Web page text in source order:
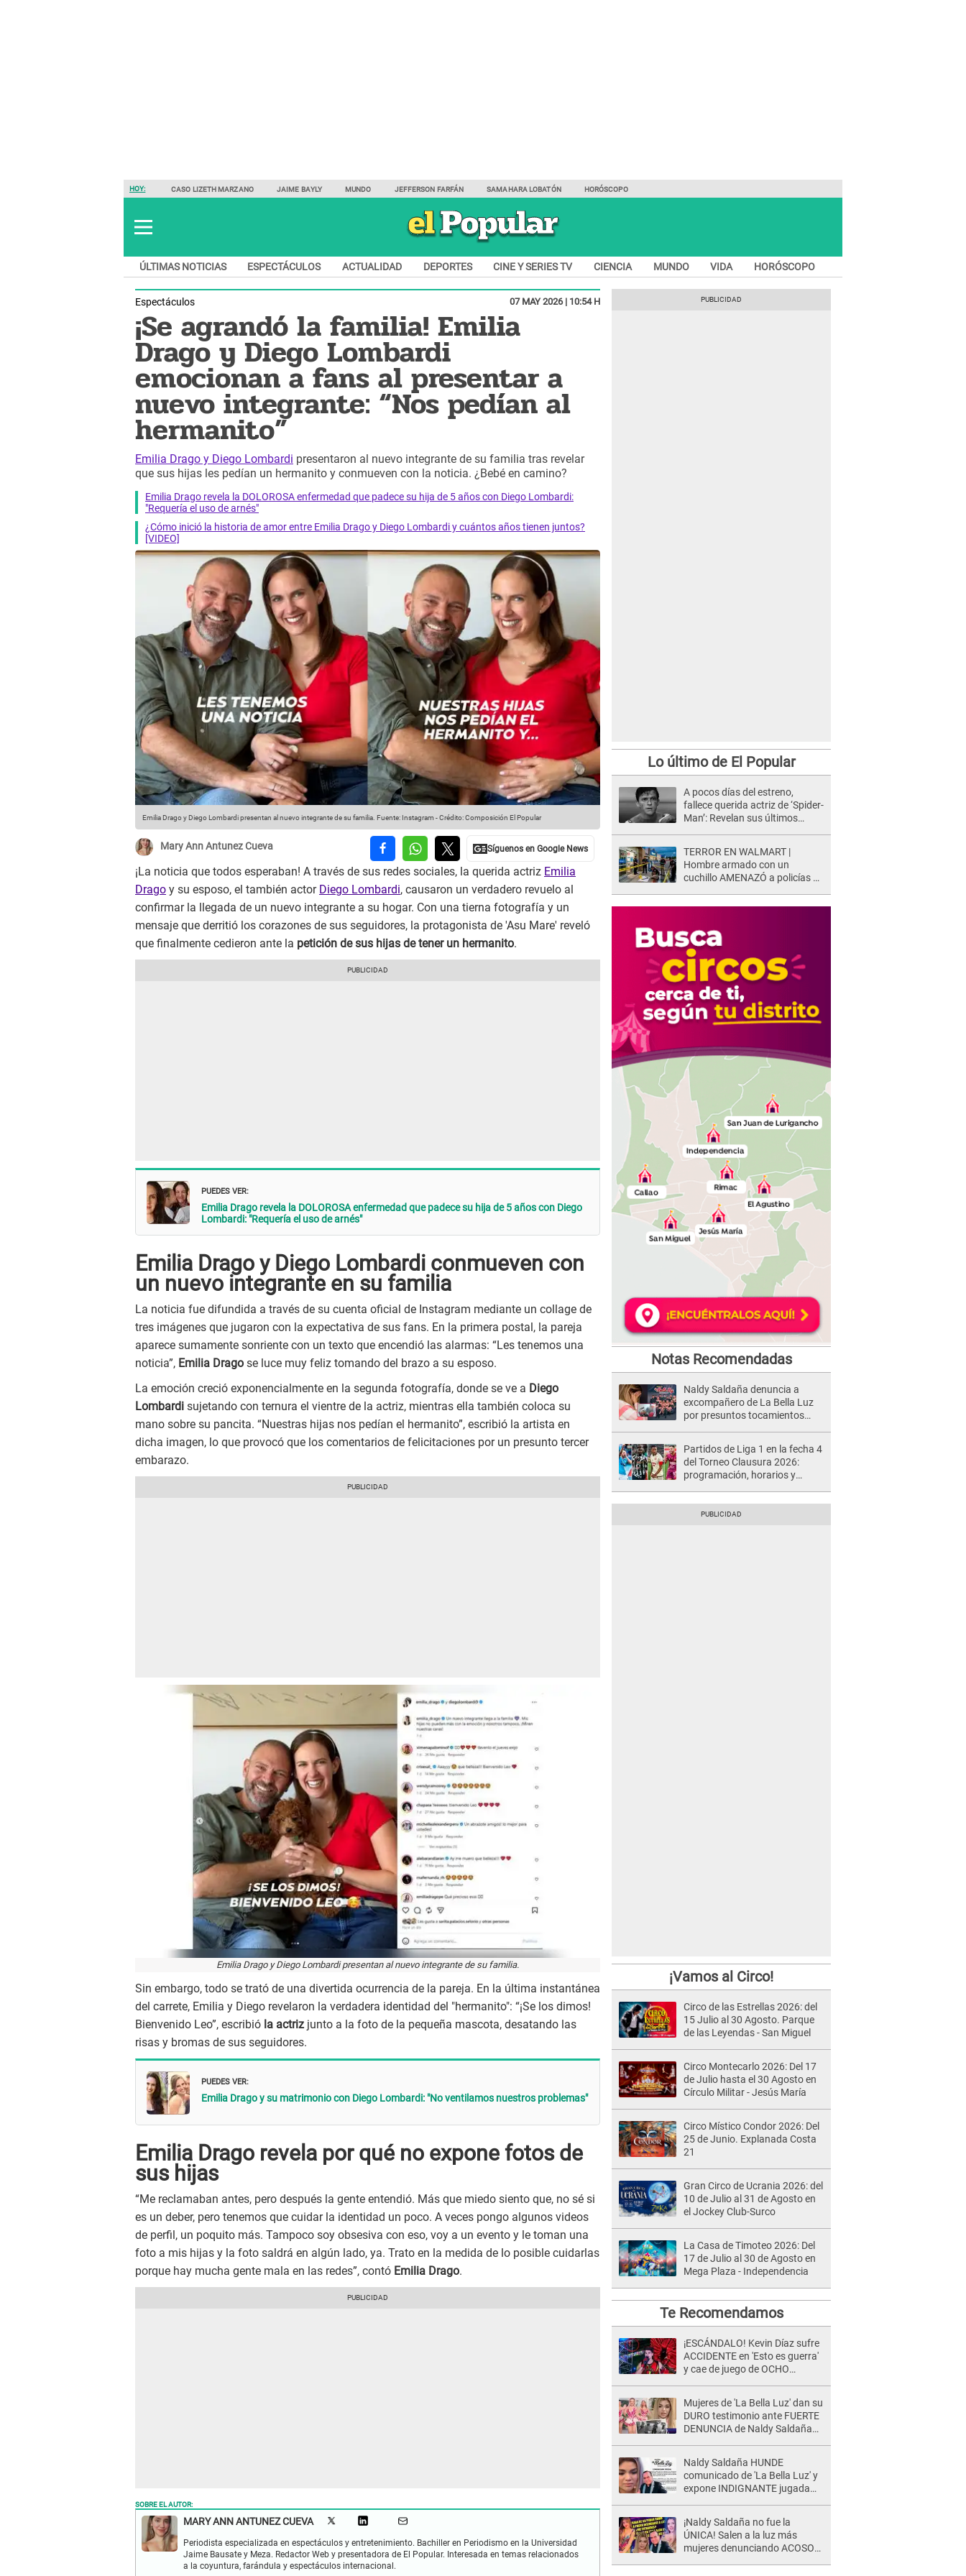
HOY: CASO LIZETH MARZANO JAIME BAYLY MUNDO JEFFERSON FARFÁN SAMAHARA LOBATÓN HORÓSCOPO
ÚLTIMAS NOTICIAS ESPECTÁCULOS ACTUALIDAD DEPORTES CINE Y SERIES TV CIENCIA MUNDO VIDA HORÓSCOPO
Espectáculos 07 MAY 2026 | 10:54 H
¡Se agrandó la familia! Emilia
Drago y Diego Lombardi
emocionan a fans al presentar a
nuevo integrante: “Nos pedían al
hermanito”
Emilia Drago y Diego Lombardi presentaron al nuevo integrante de su familia tras revelar
que sus hijas les pedían un hermanito y conmueven con la noticia. ¿Bebé en camino?
Emilia Drago revela la DOLOROSA enfermedad que padece su hija de 5 años con Diego Lombardi:
"Requería el uso de arnés"
¿Cómo inició la historia de amor entre Emilia Drago y Diego Lombardi y cuántos años tienen juntos?
[VIDEO]
Emilia Drago y Diego Lombardi presentan al nuevo integrante de su familia. Fuente: Instagram -Crédito: Composición El Popular
Mary Ann Antunez Cueva
¡La noticia que todos esperaban! A través de sus redes sociales, la querida actriz Emilia
Drago y su esposo, el también actor Diego Lombardi, causaron un verdadero revuelo al
confirmar la llegada de un nuevo integrante a su hogar. Con una tierna fotografía y un
mensaje que derritió los corazones de sus seguidores, la protagonista de 'Asu Mare' reveló
que finalmente cedieron ante la petición de sus hijas de tener un hermanito.
PUEDES VER:
Emilia Drago revela la DOLOROSA enfermedad que padece su hija de 5 años con Diego
Lombardi: "Requería el uso de arnés"
Emilia Drago y Diego Lombardi conmueven con
un nuevo integrante en su familia
La noticia fue difundida a través de su cuenta oficial de Instagram mediante un collage de
tres imágenes que jugaron con la expectativa de sus fans. En la primera postal, la pareja
aparece sumamente sonriente con un texto que encendió las alarmas: “Les tenemos una
noticia”, Emilia Drago se luce muy feliz tomando del brazo a su esposo.
La emoción creció exponencialmente en la segunda fotografía, donde se ve a Diego
Lombardi sujetando con ternura el vientre de la actriz, mientras ella también coloca su
mano sobre su pancita. “Nuestras hijas nos pedían el hermanito”, escribió la artista en
dicha imagen, lo que provocó que los comentarios de felicitaciones por un presunto tercer
embarazo.
Emilia Drago y Diego Lombardi presentan al nuevo integrante de su familia.
Sin embargo, todo se trató de una divertida ocurrencia de la pareja. En la última instantánea
del carrete, Emilia y Diego revelaron la verdadera identidad del "hermanito": “¡Se los dimos!
Bienvenido Leo”, escribió la actriz junto a la foto de la pequeña mascota, desatando las
risas y bromas de sus seguidores.
PUEDES VER:
Emilia Drago y su matrimonio con Diego Lombardi: "No ventilamos nuestros problemas"
Emilia Drago revela por qué no expone fotos de
sus hijas
“Me reclamaban antes, pero después la gente entendió. Más que miedo siento que, no sé si
es un deber, pero tenemos que cuidar la identidad un poco. A veces pongo algunos videos
de perfil, un poquito más. Tampoco soy obsesiva con eso, voy a un evento y le toman una
foto a mis hijas y la foto saldrá en algún lado, ya. Trato en la medida de lo posible cuidarlas
porque hay mucha gente mala en las redes”, contó Emilia Drago.
SOBRE EL AUTOR:
MARY ANN ANTUNEZ CUEVA
Periodista especializada en espectáculos y entretenimiento. Bachiller en Periodismo en la Universidad
Jaime Bausate y Meza. Redactor Web y presentadora de El Popular. Interesada en temas relacionados
a la coyuntura, farándula y espectáculos internacional.
Lo último de El Popular
A pocos días del estreno,
fallece querida actriz de ‘Spider-
Man’: Revelan sus últimos
TERROR EN WALMART |
Hombre armado con un
cuchillo AMENAZÓ a policías y
Notas Recomendadas
Naldy Saldaña denuncia a
excompañero de La Bella Luz
por presuntos tocamientos
Partidos de Liga 1 en la fecha 4
del Torneo Clausura 2026:
programación, horarios y
¡Vamos al Circo!
Circo de las Estrellas 2026: del
15 Julio al 30 Agosto. Parque
de las Leyendas - San Miguel
Circo Montecarlo 2026: Del 17
de Julio hasta el 30 Agosto en
Círculo Militar - Jesús María
Circo Místico Condor 2026: Del
25 de Junio. Explanada Costa
21
Gran Circo de Ucrania 2026: del
10 de Julio al 31 de Agosto en
el Jockey Club-Surco
La Casa de Timoteo 2026: Del
17 de Julio al 30 de Agosto en
Mega Plaza - Independencia
Te Recomendamos
¡ESCÁNDALO! Kevin Díaz sufre
ACCIDENTE en 'Esto es guerra'
y cae de juego de OCHO
Mujeres de 'La Bella Luz' dan su
DURO testimonio ante FUERTE
DENUNCIA de Naldy Saldaña
Naldy Saldaña HUNDE
comunicado de 'La Bella Luz' y
expone INDIGNANTE jugada
¡Naldy Saldaña no fue la
ÚNICA! Salen a la luz más
mujeres denunciando ACOSO